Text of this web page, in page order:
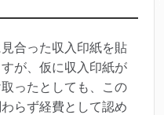
合った収入印紙を貼
が、仮に収入印紙が
ったとしても、この
らず経費として認め